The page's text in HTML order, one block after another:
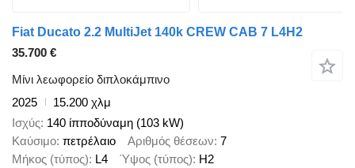
Fiat Ducato 2.2 MultiJet 140k CREW CAB 7 L4H2
35.700 €
Μίνι λεωφορείο διπλοκάμπινο
2025
15.200 χλμ
Ισχύς 140 ίπποδύναμη (103 kW)
Καύσιμο πετρέλαιο Αριθμός θέσεων 7
Μήκος (τύπος) L4 Ύψος (τύπος) H2